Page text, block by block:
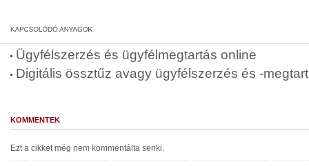
Ügyfélszerzés és ügyfélmegtartás online
Digitális össztűz avagy ügyfélszerzés és -